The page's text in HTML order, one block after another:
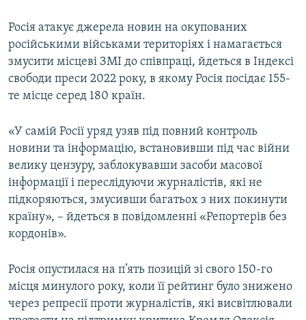
Росія атакує джерела новин на окупованих
російськими військами територіях і намагається
змусити місцеві ЗМІ до співпраці, йдеться в Індексі
свободи преси 2022 року, в якому Росія посідає 155-
те місце серед 180 країн.
«У самій Росії уряд узяв під повний контроль
новини та інформацію, встановивши під час війни
велику цензуру, заблокувавши засоби масової
інформації і переслідуючи журналістів, які не
підкоряються, змусивши багатьох з них покинути
країну», – йдеться в повідомленні «Репортерів без
кордонів».
Росія опустилася на п’ять позицій зі свого 150-го
місця минулого року, коли її рейтинг було знижено
через репресії проти журналістів, які висвітлювали